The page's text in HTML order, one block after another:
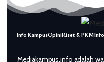
Info KampusOpiniRiset & PKM
Mediakampus.info adalah